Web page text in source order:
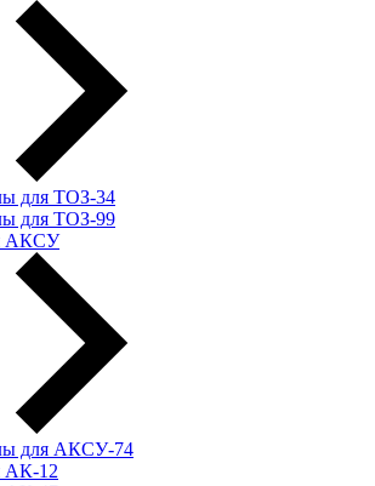
для ТОЗ-34
для ТОЗ-99
АКСУ
для АКСУ-74
АК-12